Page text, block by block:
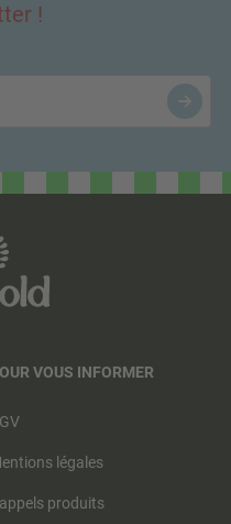
!
VOUS INFORMER
légales
produits